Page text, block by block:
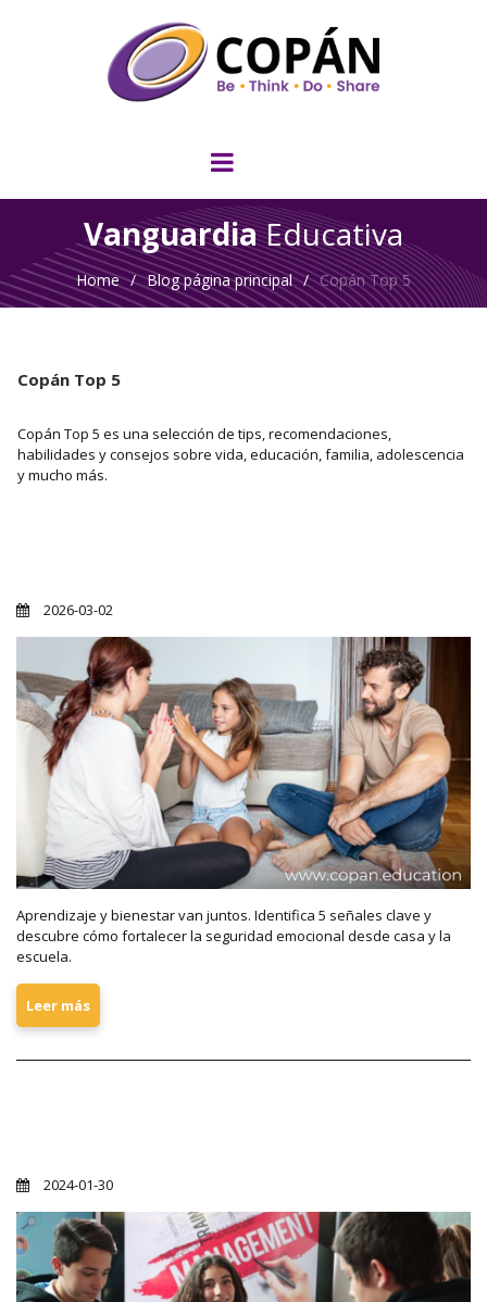
VanguardiaEducativa
Home / Blog página principal / Copán Top 5
Copán Top 5
Copán Top 5 es una selección de tips, recomendaciones,
habilidades y consejos sobre vida, educación, familia, adolescencia
y mucho más.
2026-03-02
Aprendizaje y bienestar van juntos. Identifica 5 señales clave y
descubre cómo fortalecer la seguridad emocional desde casa y la
escuela.
Leer más
2024-01-30